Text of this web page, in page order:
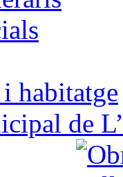
habitatge
de